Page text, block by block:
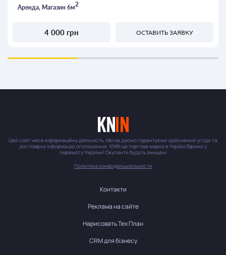
Аренда, Магазин 6м2
4 000 грн ОСТАВИТЬ ЗАЯВКУ
Цей сайт несе інформаційну діяльність. Ми не даємо гарантуємо здійснення угоди та
достовірну інформацію оголошення. KNIN це торгова марка в Україні Віримо у
перемогу України! Окупанти будуть знищені
Политика конфиденциальности
Контакти
Реклама на сайте
Нарисовать Тех План
CRM для бізнесу